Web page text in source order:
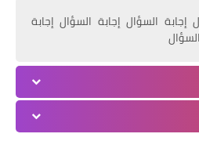
شعبة الرشيدية
في مخيم البص*
إجابة السؤال إجابة السؤال إجابة